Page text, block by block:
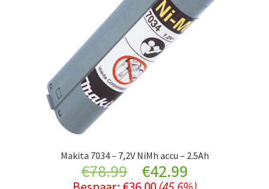
Makita 7034 – 7,2V NiMh accu – 2.5Ah
€78.99
Original
€42.99Current